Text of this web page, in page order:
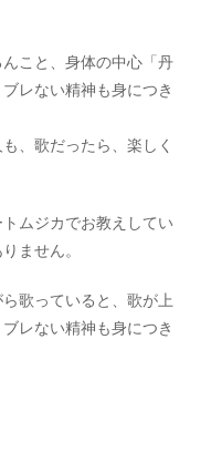
こと、身体の中心「丹
レない精神も身につき
、歌だったら、楽しく
ムジカでお教えしてい
ません。
歌っていると、歌が上
レない精神も身につき